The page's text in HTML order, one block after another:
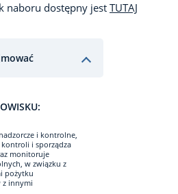
naboru dostępny jest TUTAJ
i kontrolne,
i sporządza
monitoruje
w związku z
pożytku
z innymi